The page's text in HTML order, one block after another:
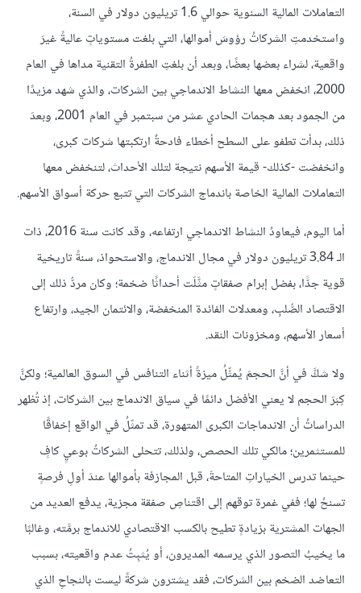
التعاملات المالية السنوية حوالي 1.6 تريليون دولار في السنة،
واستخدمتِ الشركاتُ رؤوسَ أموالها، التي بلغت مستوياتٍ عاليةً غيرَ
واقعية، لشراء بعضها بعضًا، وبعد أن بلغتِ الطفرةُ التقنية مداها في العام
2000، انخفض معها النشاط الاندماجي بين الشركات، والذي شهد مزيدًا
من الجمود بعد هجمات الحادي عشر من سبتمبر في العام 2001، وبعدَ
ذلك، بدأت تطفو على السطح أخطاء فادحةٌ ارتكبتها شركات كبرى،
وانخفضت -كذلك- قيمة الأسهم نتيجة لتلك الأحداث، لتنخفض معها
التعاملات المالية الخاصة باندماج الشركات التي تتبع حركة أسواق الأسهم.
أما اليوم، فيعاودُ النشاط الاندماجي ارتفاعه، وقد كانت سنة 2016، ذات
الـ 3.84 تريليون دولار في مجال الاندماج، والاستحواذ، سنةً تاريخية
قوية جدًّا، بفضل إبرام صفقاتٍ مثَّلَت أحداثًا ضخمة؛ وكان مردُّ ذلك إلى
الاقتصاد الصُّلبِ، ومعدلات الفائدة المنخفضة، والائتمان الجيد، وارتفاع
أسعار الأسهم، ومخزونات النقد.
ولا شكَّ في أنَّ الحجمَ يُمثِّلُ ميزةً أثناء التنافس في السوق العالمية؛ ولكنَّ
كِبَرَ الحجم لا يعني الأفضل دائمًا في سياق الاندماج بين الشركات، إذ تُظهر
الدراساتُ أن الاندماجات الكبرى المتهورة، قد تمثّلُ في الواقع إخفاقًا
للمستثمرين؛ مالكي تلك الحصص، ولذلك، تتحلى الشركاتُ بوعيٍ كافٍ
حينما تدرس الخياراتِ المتاحةَ، قبل المجازفة بأموالها عندَ أولِ فرصةٍ
تسنحُ لها؛ ففي غمرة توقهم إلى اقتناصِ صفقة مجزية، يدفع العديد من
الجهات المشترية بزيادةٍ تطيح بالكسب الاقتصادي للاندماج برمَّته، وغالبًا
ما يخيبُ التصور الذي يرسمه المديرون، أو يُثبِتُ عدم واقعيته، بسبب
التعاضد الضخم بين الشركات، فقد يشترون شركةً ليست بالنجاحِ الذي